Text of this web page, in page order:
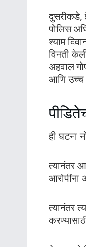
दुसरीकडे,
पोलिस
श्याम
विनंती
अहवाल
आणि उच्च
ही घटना
त्यानंतर
त्यानंतर